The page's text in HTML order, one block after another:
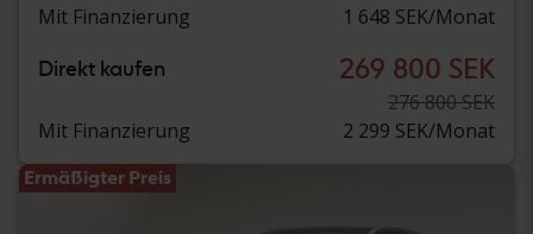
Mit Finanzierung 1 648 SEK/Monat
Direkt kaufen 269 800 SEK
276 800 SEK
Mit Finanzierung
2 299 SEK/Monat
Ermäßigter Preis